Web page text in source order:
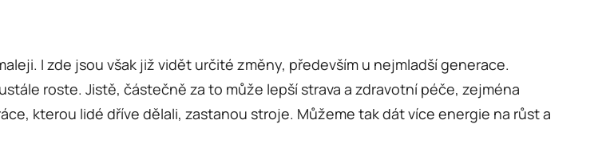
I zde jsou však již vidět určité změny, především u nejmladší generace.
roste. Jistě, částečně za to může lepší strava a zdravotní péče, zejména
kterou lidé dříve dělali, zastanou stroje. Můžeme tak dát více energie na růst a